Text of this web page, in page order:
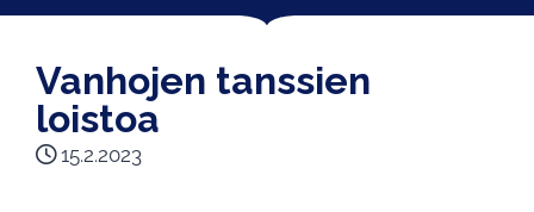
Vanhojen tanssien
loistoa
15.2.2023